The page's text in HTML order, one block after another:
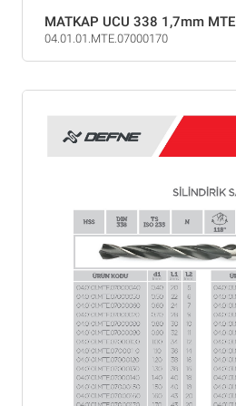
MATKAP UCU 338 1,7mm MTE
04.01.01.MTE.07000170